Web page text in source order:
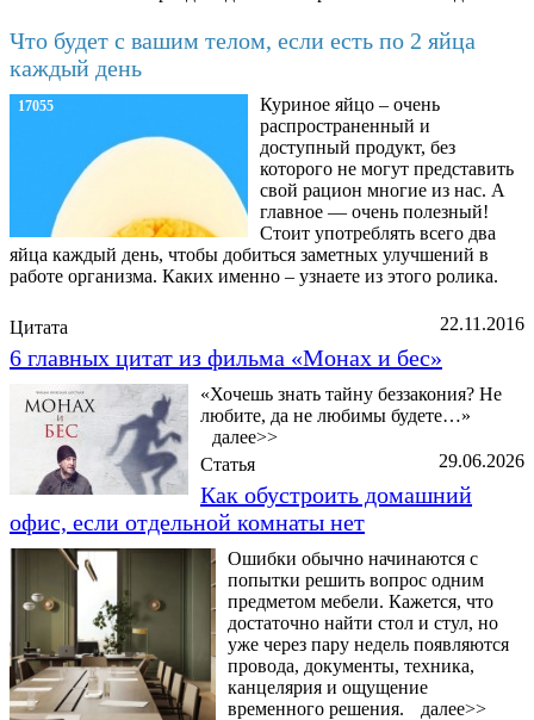
Что будет с вашим телом, если есть по 2 яйца
каждый день
17055
Куриное яйцо – очень
распространенный и
доступный продукт, без
которого не могут представить
свой рацион многие из нас. А
главное — очень полезный!
Стоит употреблять всего два
яйца каждый день, чтобы добиться заметных улучшений в
работе организма. Каких именно – узнаете из этого ролика.
22.11.2016
Цитата
6 главных цитат из фильма «Монах и бес»
«Хочешь знать тайну беззакония? Не
любите, да не любимы будете…»
далее>>
29.06.2026
Статья
Как обустроить домашний
офис, если отдельной комнаты нет
Ошибки обычно начинаются с
попытки решить вопрос одним
предметом мебели. Кажется, что
достаточно найти стол и стул, но
уже через пару недель появляются
провода, документы, техника,
канцелярия и ощущение
временного решения.
далее>>